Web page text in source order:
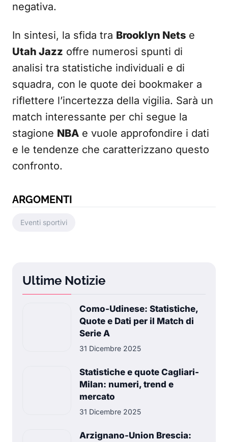
negativa.
In sintesi, la sfida tra Brooklyn Nets e
Utah Jazz offre numerosi spunti di
analisi tra statistiche individuali e di
squadra, con le quote dei bookmaker a
riflettere l’incertezza della vigilia. Sarà un
match interessante per chi segue la
stagione NBA e vuole approfondire i dati
e le tendenze che caratterizzano questo
confronto.
ARGOMENTI
Eventi sportivi
Ultime Notizie
Como-Udinese: Statistiche,
Quote e Dati per il Match di
Serie A
31 Dicembre 2025
Statistiche e quote Cagliari-
Milan: numeri, trend e
mercato
31 Dicembre 2025
Arzignano-Union Brescia: